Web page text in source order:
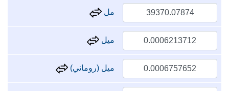
مل
ميل
ميل (روماني)